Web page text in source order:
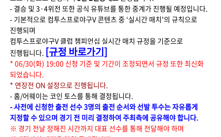
- 결승 및 3·4위전 또한 공식 유튜브를 통한 중계가 진행될 예정입니다.
​- 기본적으로 컴투스프로야구V 콘텐츠 중 ‘실시간 매치'의 규칙으로
진행되며
컴투스프로야구V 클럽 챔피언십 실시간 매치 규정을 기준으로
진행됩니다. [규정 바로가기]
* 06/30(화) 19:00 신청 기준 및 기간이 조정되면서 규정 또한 최신화
되었습니다.
* 연장전 ON 설정으로 진행됩니다.
- 홈/어웨이는 코인 토스를 통해 결정됩니다.
- 사전에 신청한 출전 선수 3명의 출전 순서와 선발 투수는 자유롭게
지정할 수 있으며 경기 전 미리 결정하여 주최측에 공유해야 합니다.
※ 경기 전날 정해진 시간까지 대표 선수를 통해 전달해야 하며